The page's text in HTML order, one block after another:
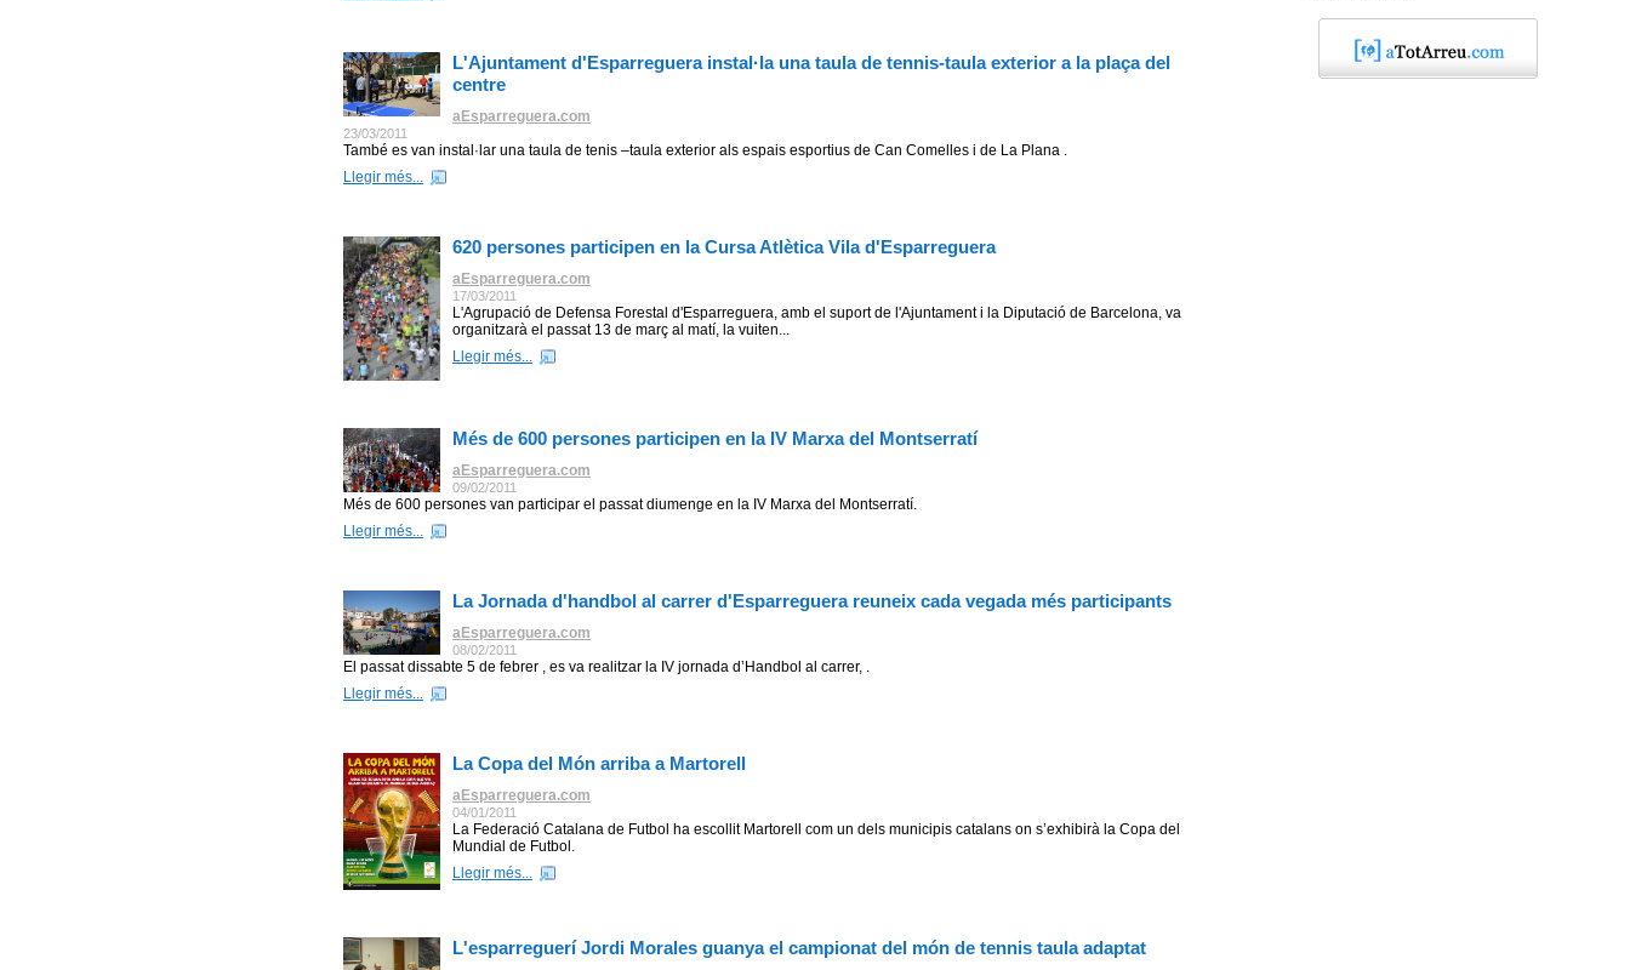
L'Ajuntament d'Esparreguera instal·la una taula de tennis-taula exterior a la plaça del
centre
aEsparreguera.com
23/03/2011
També es van instal·lar una taula de tenis –taula exterior als espais esportius de Can Comelles i de La Plana .
Llegir més...
620 persones participen en la Cursa Atlètica Vila d'Esparreguera
aEsparreguera.com
17/03/2011
L'Agrupació de Defensa Forestal d'Esparreguera, amb el suport de l'Ajuntament i la Diputació de Barcelona, va
organitzarà el passat 13 de març al matí, la vuiten...
Llegir més...
Més de 600 persones participen en la IV Marxa del Montserratí
aEsparreguera.com
09/02/2011
Més de 600 persones van participar el passat diumenge en la IV Marxa del Montserratí.
Llegir més...
La Jornada d'handbol al carrer d'Esparreguera reuneix cada vegada més participants
aEsparreguera.com
08/02/2011
El passat dissabte 5 de febrer , es va realitzar la IV jornada d’Handbol al carrer, .
Llegir més...
La Copa del Món arriba a Martorell
aEsparreguera.com
04/01/2011
La Federació Catalana de Futbol ha escollit Martorell com un dels municipis catalans on s’exhibirà la Copa del
Mundial de Futbol.
Llegir més...
L'esparreguerí Jordi Morales guanya el campionat del món de tennis taula adaptat